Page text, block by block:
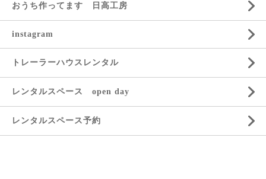
おうち作ってます 日高工房
instagram
トレーラーハウスレンタル
レンタルスペース open day
レンタルスペース予約